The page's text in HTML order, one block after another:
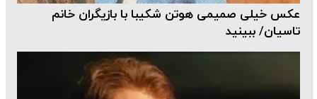
عکس خیلی صمیمی هوتن شکیبا با بازیگران خانم
تاسیان/ ببینید